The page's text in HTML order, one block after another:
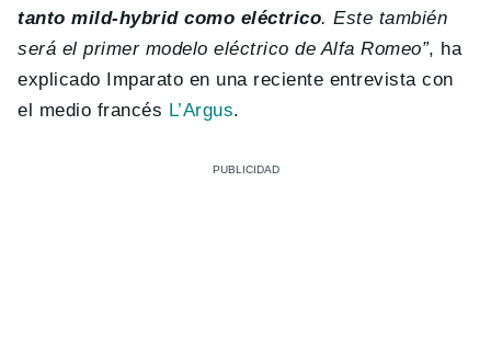
tanto mild-hybrid como eléctrico. Este también
será el primer modelo eléctrico de Alfa Romeo”, ha
explicado Imparato en una reciente entrevista con
el medio francés L’Argus.